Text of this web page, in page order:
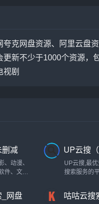
夸克网盘资源、阿里云盘
更新不少于1000个资源，
视剧
减
大
、动漫、
件、文档
UP云搜
盘资源搜
器）
UP云搜,最
搜索服务的
搜索功能,推
资源的高效
网盘
咕咕云搜索 -